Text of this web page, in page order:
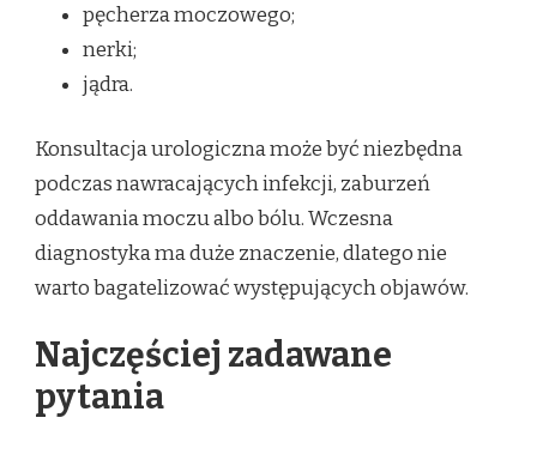
pęcherza moczowego;
nerki;
jądra.
Konsultacja urologiczna może być niezbędna
podczas nawracających infekcji, zaburzeń
oddawania moczu albo bólu. Wczesna
diagnostyka ma duże znaczenie, dlatego nie
warto bagatelizować występujących objawów.
Najczęściej zadawane
pytania